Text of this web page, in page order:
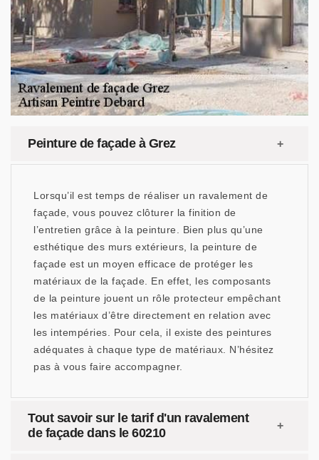
Peinture de façade à Grez
Lorsqu’il est temps de réaliser un ravalement de
façade, vous pouvez clôturer la finition de
l’entretien grâce à la peinture. Bien plus qu’une
esthétique des murs extérieurs, la peinture de
façade est un moyen efficace de protéger les
matériaux de la façade. En effet, les composants
de la peinture jouent un rôle protecteur empêchant
les matériaux d’être directement en relation avec
les intempéries. Pour cela, il existe des peintures
adéquates à chaque type de matériaux. N’hésitez
pas à vous faire accompagner.
Tout savoir sur le tarif d'un ravalement
de façade dans le 60210